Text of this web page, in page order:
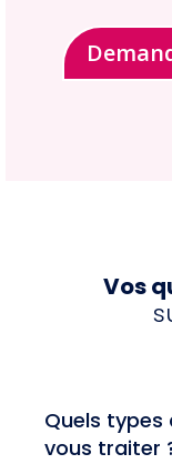
Vos
Quels types
vous traiter